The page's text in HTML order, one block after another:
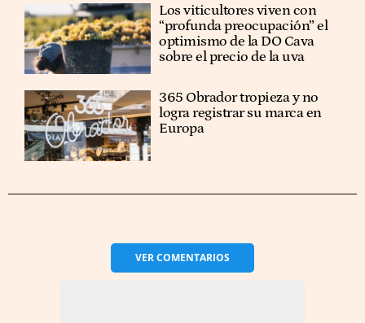
Los viticultores viven con
“profunda preocupación” el
optimismo de la DO Cava
sobre el precio de la uva
365 Obrador tropieza y no
logra registrar su marca en
Europa
VERCOMENTARIOS